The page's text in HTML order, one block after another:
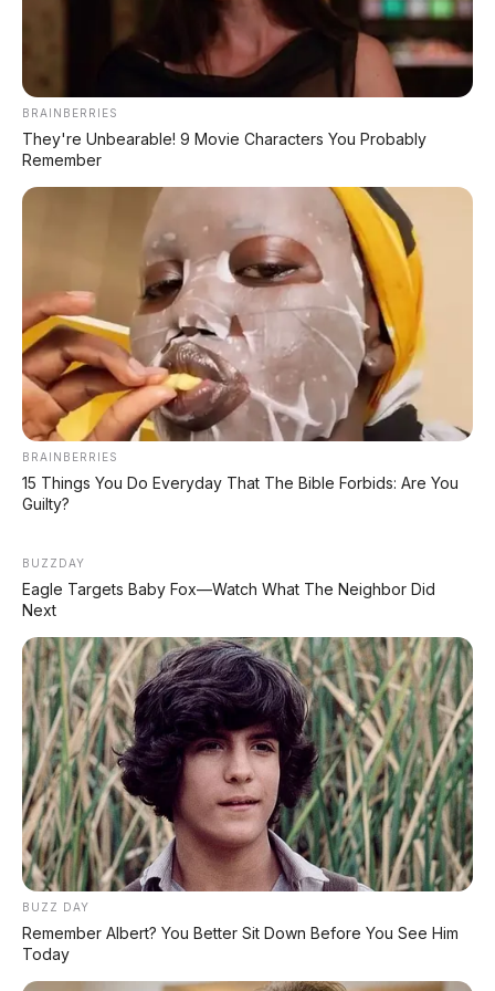
Perlu jaringan distribusi tabung
hidrogen dari nol (stasiun swap,
pabrik pengisian)
Belum ada
belum ada yang bisa jalan
Kebanyakan hidrogen masih dari gas
alam (grey hydrogen), belum hijau
📰 Baca Juga:
🛵 Gila! Honda Dio 125 Hanya Rp16 Juta
jutaan
🏍️ GWM Souo S2000
Motor mewah flat-8 dengan chip Snapdragon
BRAINBERRIES
They're Unbearable! 9 Movie Characters You Probably
Remember
BRAINBERRIES
15 Things You Do Everyday That The Bible Forbids: Are You
Guilty?
BUZZDAY
Eagle Targets Baby Fox—Watch What The Neighbor Did
Next
BUZZ DAY
Remember Albert? You Better Sit Down Before You See Him
Today